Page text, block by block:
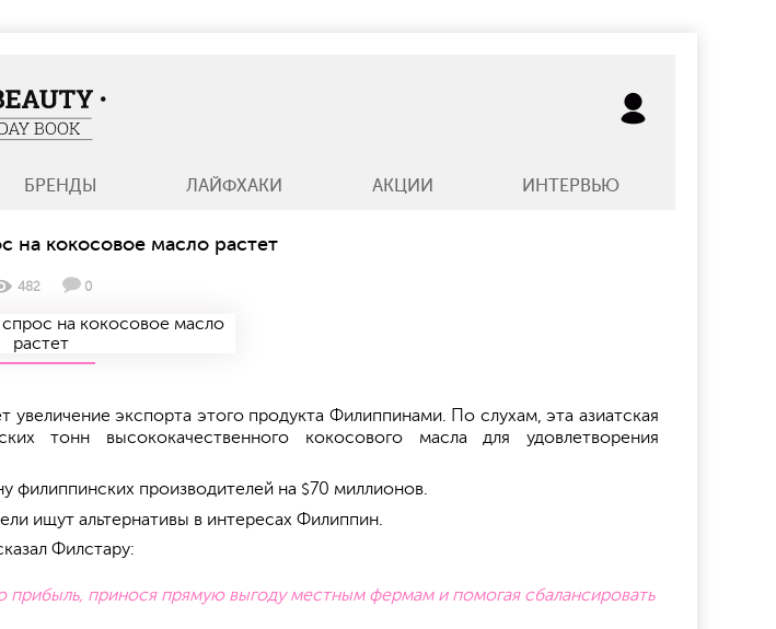
БРЕНДЫ ЛАЙФХАКИ АКЦИИ ИНТЕРВЬЮ
BeautyDayBook
на кокосовое масло растет
482 0
экспорта этого продукта Филиппинами. По слухам, эта азиатская
тонн высококачественного кокосового масла для удовлетворения
филиппинских производителей на $70 миллионов.
ищут альтернативы в интересах Филиппин.
Филстару:
принося прямую выгоду местным фермам и помогая сбалансировать